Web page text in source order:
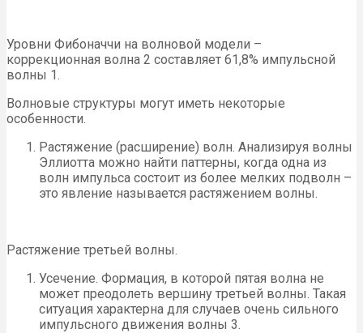
Уровни Фибоначчи на волновой модели –
коррекционная волна 2 составляет 61,8% импульсной
волны 1.
Волновые структуры могут иметь некоторые
особенности.
Растяжение (расширение) волн. Анализируя волны
Эллиотта можно найти паттерны, когда одна из
волн импульса состоит из более мелких подволн –
это явление называется растяжением волны.
Растяжение третьей волны.
Усечение. Формация, в которой пятая волна не
может преодолеть вершину третьей волны. Такая
ситуация характерна для случаев очень сильного
импульсного движения волны 3.